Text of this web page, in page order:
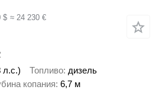
$ ≈ 24 230 €
л.с.) Топливо дизель
копания 6,7 м